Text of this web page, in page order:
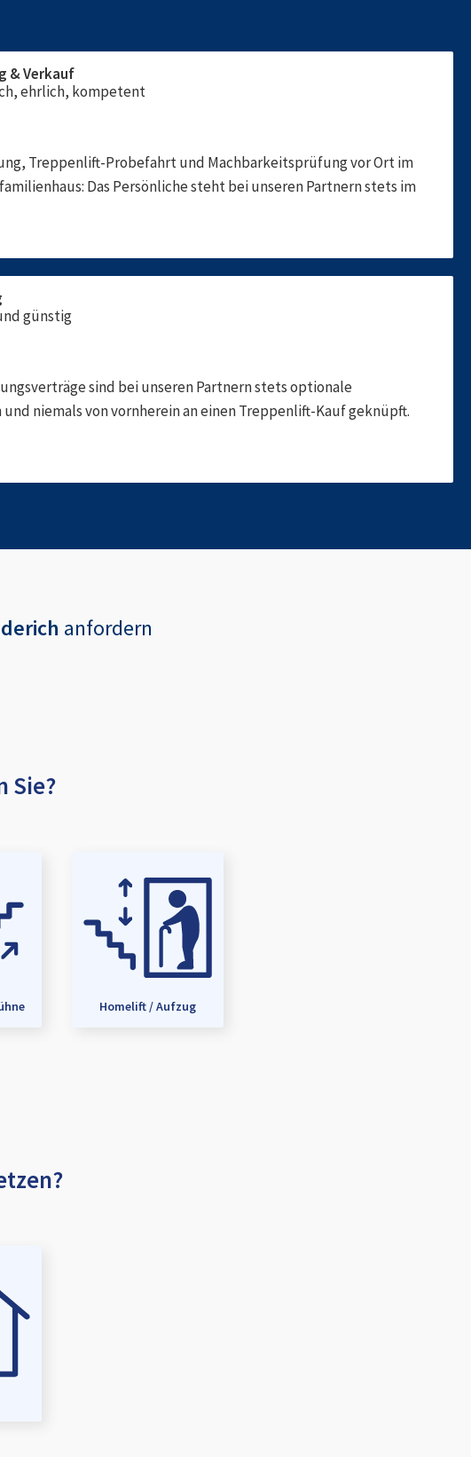
& Verkauf
ehrlich, kompetent
Treppenlift-Probefahrt und Machbarkeitsprüfung vor Ort im
Das Persönliche steht bei unseren Partnern stets im
günstig
sind bei unseren Partnern stets optionale
niemals von vornherein an einen Treppenlift-Kauf geknüpft.
anfordern
Sie?
Homelift / Aufzug